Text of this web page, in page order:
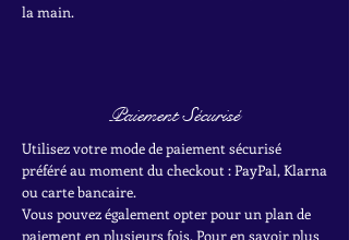
la main.
Paiement Sécurisé
Utilisez votre mode de paiement sécurisé
préféré au moment du checkout : PayPal, Klarna
ou carte bancaire.
Vous pouvez également opter pour un plan de
paiement en plusieurs fois. Pour en savoir plus